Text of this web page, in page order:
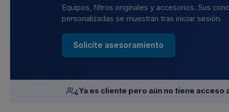
Equipos, filtros originales y accesorios. Sus
personalizadas se muestran tras iniciar sesión.
Solicite asesoramiento
¿Ya es cliente pero aún no tiene acceso